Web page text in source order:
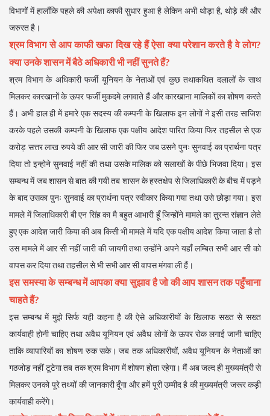
विभागों में हालाँकि पहले की अपेक्षा काफी सुधार हुआ है लेकिन अभी थोड़ा है, थोड़े की और
जरुरत है।
श्रम विभाग से आप काफी खफा दिख रहे हैं ऐसा क्या परेशान करते है वे लोग?
क्या उनके शासन में बैठे अधिकारी भी नहीं सुनते हैं?
श्रम विभाग के अधिकारी फर्जी यूनियन के नेताओं एवं कुछ तथाकथित दलालों के साथ
मिलकर कारखानों के ऊपर फर्जी मुकदमे लगवाते हैं और कारखाना मालिकों का शोषण करते
हैं। अभी हाल ही में हमारे एक सदस्य की कम्पनी के खिलाफ इन लोगों ने इसी तरह साजिश
करके पहले उसकी कम्पनी के खिलाफ एक पक्षीय आदेश पारित किया फिर तहसील से एक
करोड़ सत्तर लाख रुपये की आर सी जारी की फिर जब उसने पुनः सुनवाई का प्रार्थना पत्र
दिया तो इन्होने सुनवाई नहीं की तथा उसके मालिक को सलाखों के पीछे भिजवा दिया। इस
सम्बन्ध में जब शासन से बात की गयी तब शासन के हस्तक्षेप से जिलाधिकारी के बीच में पड़ने
के बाद उसका पुनः सुनवाई का प्रार्थना पत्र स्वीकार किया गया तथा उसे छोड़ा गया। इस
मामले में जिलाधिकारी बी एन सिंह का मै बहुत आभारी हूँ जिन्होंने मामले का तुरन्त संज्ञान लेते
हुए एक आदेश जारी किया की अब किसी भी मामले में यदि एक पक्षीय आदेश किया जाता है तो
उस मामले में आर सी नहीं जारी की जायगी तथा उन्होंने अपने यहाँ लम्बित सभी आर सी को
वापस कर दिया तथा तहसील से भी सभी आर सी वापस मंगवा ली हैं।
इस समस्या के सम्बन्ध में आपका क्या सुझाव है जो की आप शासन तक पहुँचाना
चाहते हैं?
इस सम्बन्ध में मुझे सिर्फ यही कहना है की ऐसे अधिकारीयों के खिलाफ सख्त से सख्त
कार्यवाही होनी चाहिए तथा अवैध यूनियन एवं अवैध लोगों के ऊपर रोक लगाई जानी चाहिए
ताकि व्यापारियों का शोषण रुक सके। जब तक अधिकारीयों, अवैध यूनियन के नेताओं का
गठजोड़ नहीं टूटेगा तब तक श्रम विभाग में शोषण होता रहेगा। मैं अब जल्द ही मुख्यमंत्री से
मिलकर उनको पूरे तथ्यों की जानकारी दूँगा और हमें पूरी उम्मीद है की मुख्यमंत्री जरूर कड़ी
कार्यवाही करेंगे।